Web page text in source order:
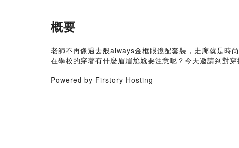
概要
老師不再像過去般always金框眼鏡配套裝，走廊就是時尚
在學校的穿著有什麼眉眉尬尬要注意呢？今天邀請到對
Powered by Firstory Hosting